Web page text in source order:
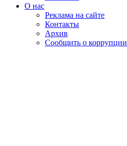
О нас
Реклама на сайте
Контакты
Архив
Сообщить о коррупции